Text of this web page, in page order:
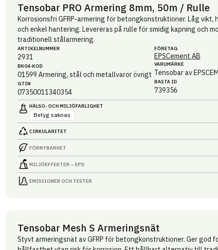
Tensobar PRO Armering 8mm, 50m / Rulle
Korrosionsfri GFRP-armering för betongkonstruktioner. Låg
och enkel hantering. Levereras på rulle för smidig kapning och
traditionell stålarmering.
ARTIKEL­NUMMER
2931
BK04-KOD
01599 Armering, stål och metallvaror övrigt
GTIN
07350011340354
FÖRETAG
EPSCement AB
VARUMÄRKE
Tensobar av
BASTA ID
739356
HÄLSO- OCH MILJÖ­FARLIGHET
Betyg saknas
CIRKULARITET
FÖRNYBARHET
MILJÖEFFEKTER – EPD
EMISSIONER OCH TESTER
Tensobar Mesh S Armeringsnät
Styvt armeringsnät av GFRP för betongkonstruktioner. Ger god